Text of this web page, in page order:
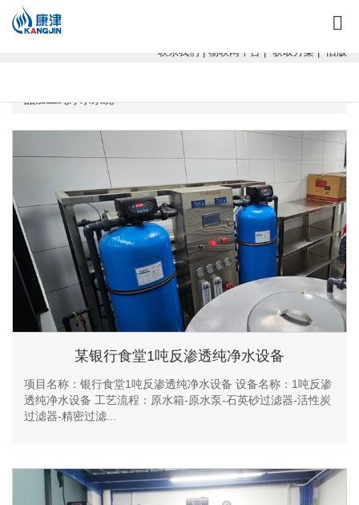
康津水处理：专注软化水设备、反渗透设备、超滤设备、一体化净水设
备！
联系我们 | 物联网平台 | 获取方案 | 旧版
品加工纯净水系统
某银行食堂1吨反渗透纯净水设备
项目名称：银行食堂1吨反渗透纯净水设备 设备名称：1吨反渗
透纯净水设备 工艺流程：原水箱-原水泵-石英砂过滤器-活性炭
过滤器-精密过滤...